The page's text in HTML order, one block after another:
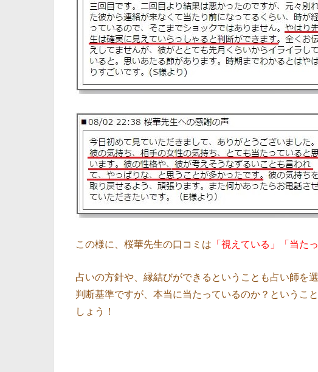
この様に、桜華先生の口コミは 「視えている」「当た
占いの方針や、縁結びができるということも占い師を
判断基準ですが、本当に当たっているのか？というこ
しょう！